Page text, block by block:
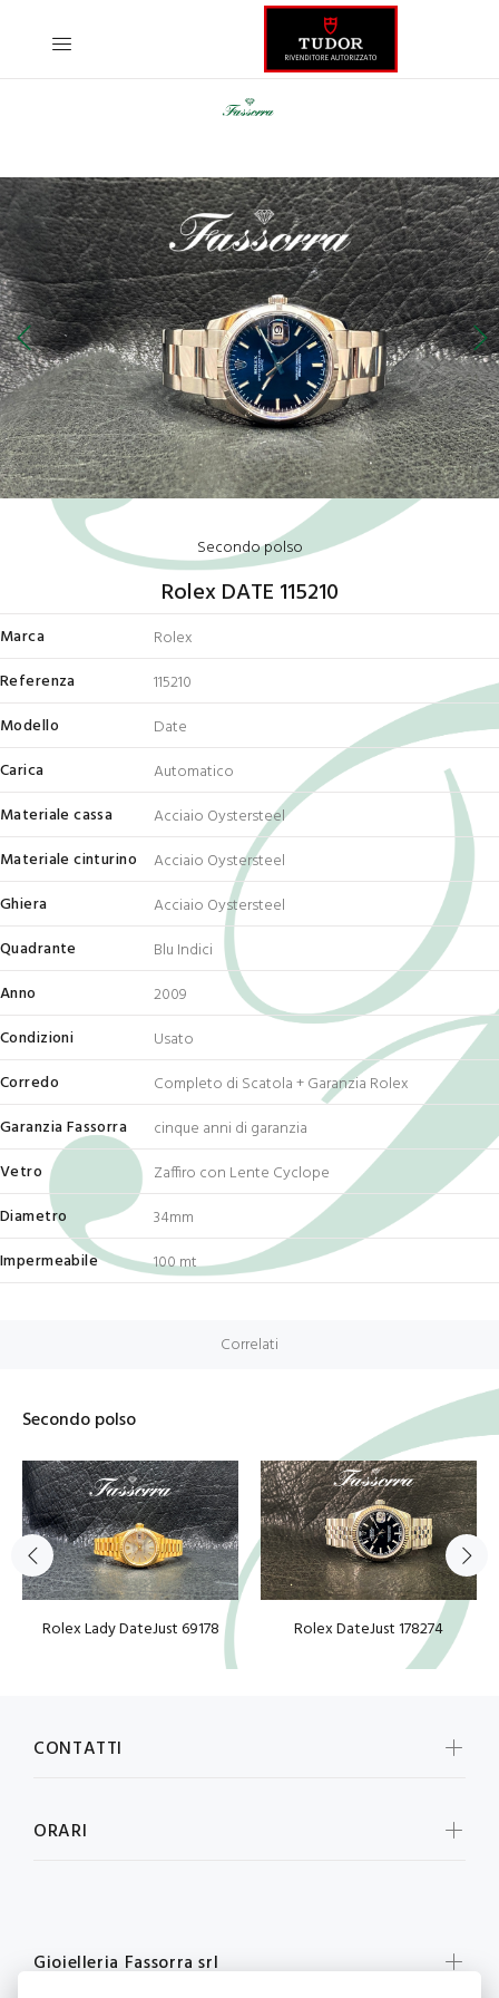
Secondo polso
Rolex DATE 115210
Marca
Rolex
Referenza
115210
Modello
Date
Carica
Automatico
Materiale cassa
Acciaio Oystersteel
Materiale cinturino
Acciaio Oystersteel
Ghiera
Acciaio Oystersteel
Quadrante
Blu Indici
Anno
2009
Condizioni
Usato
Corredo
Completo di Scatola + Garanzia Rolex
Garanzia Fassorra
cinque anni di garanzia
Vetro
Zaffiro con Lente Cyclope
Diametro
34mm
Impermeabile
100 mt
Correlati
Secondo polso
Rolex Lady DateJust 69178 Rolex DateJust 178274
CONTATTI
ORARI
Gioielleria Fassorra srl